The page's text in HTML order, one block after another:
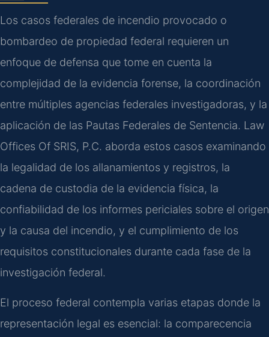
Los casos federales de incendio provocado o
bombardeo de propiedad federal requieren un
enfoque de defensa que tome en cuenta la
complejidad de la evidencia forense, la coordinación
entre múltiples agencias federales investigadoras, y la
aplicación de las Pautas Federales de Sentencia. Law
Offices Of SRIS, P.C. aborda estos casos examinando
la legalidad de los allanamientos y registros, la
cadena de custodia de la evidencia física, la
confiabilidad de los informes periciales sobre el origen
y la causa del incendio, y el cumplimiento de los
requisitos constitucionales durante cada fase de la
investigación federal.
El proceso federal contempla varias etapas donde la
representación legal es esencial: la comparecencia